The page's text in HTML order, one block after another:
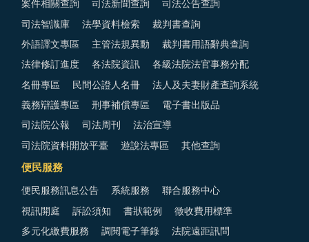
案件相關查詢 司法新聞查詢 司法公告查詢
司法智識庫 法學資料檢索 裁判書查詢
外語譯文專區 主管法規異動 裁判書用語辭典查詢
法律修訂進度 各法院資訊 各級法院法官事務分配
名冊專區 民間公證人名冊 法人及夫妻財產查詢系統
義務辯護專區 刑事補償專區 電子書出版品
司法院公報 司法周刊 法治宣導
司法院資料開放平臺 遊說法專區 其他查詢
便民服務
便民服務訊息公告 系統服務 聯合服務中心
視訊開庭 訴訟須知 書狀範例 徵收費用標準
多元化繳費服務 調閱電子筆錄 法院遠距訊問